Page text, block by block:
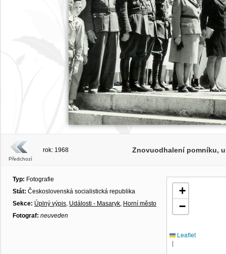
Předchozí
rok: 1968 Znovuodhalení pomníku,
Typ: Fotografie
Stát: Československá socialistická republika
Sekce: Úplný výpis, Události - Masaryk, Horní město
Fotograf: neuveden
+
−
Leaflet
|